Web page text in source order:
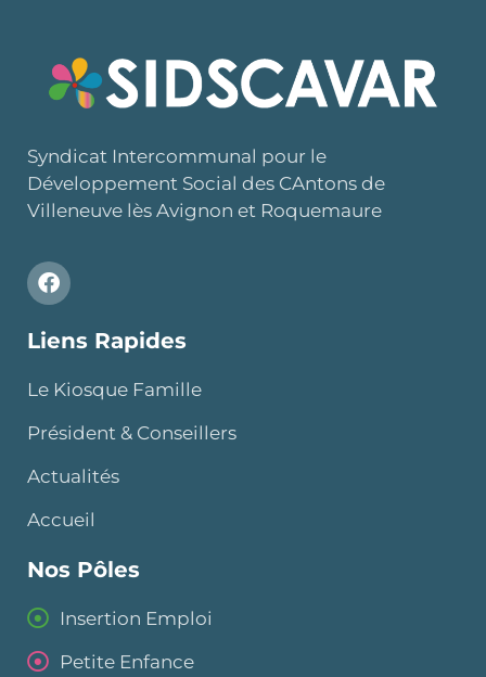
Syndicat Intercommunal pour le
Développement Social des CAntons de
Villeneuve lès Avignon et Roquemaure
Liens Rapides
Le Kiosque Famille
Président & Conseillers
Actualités
Accueil
Nos Pôles
Insertion Emploi
Petite Enfance